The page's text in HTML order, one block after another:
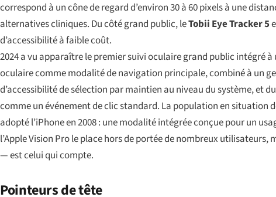
correspond à un cône de regard d’environ 30 à 60 pixels à une
alternatives cliniques. Du côté grand public, leTobii Eye Tracker 5
d’accessibilité à faible coût.
2024 a vu apparaître le premier suivi oculaire grand public intégré
oculaire comme modalité de navigation principale, combiné à un
d’accessibilité de sélection par maintien au niveau du système, et
comme un événement de clic standard. La population en situation
adopté l’iPhone en 2008 : une modalité intégrée conçue pour un
l’Apple Vision Pro le place hors de portée de nombreux
— est celui qui compte.
Pointeurs de tête